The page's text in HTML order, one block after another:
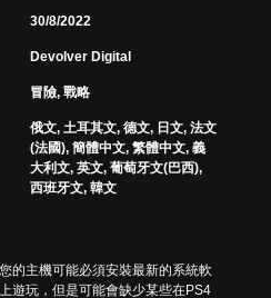
30/8/2022
Devolver Digital
冒險, 戰略
俄文, 土耳其文, 德文, 日文, 法文
(法國), 簡體中文, 繁體中文, 義
大利文, 英文, 葡萄牙文(巴西),
西班牙文, 韓文
的主機可能必須安裝最新的系統軟
遊玩，但是可能會缺少某些在PS4